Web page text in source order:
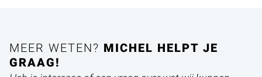
MEER WETEN? MICHEL HELPT JE
GRAAG!